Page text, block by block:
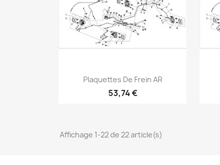
Plaquettes De Frein AR
53,74 €
Aperçu rapide
Affichage 1-22 de 22 article(s)